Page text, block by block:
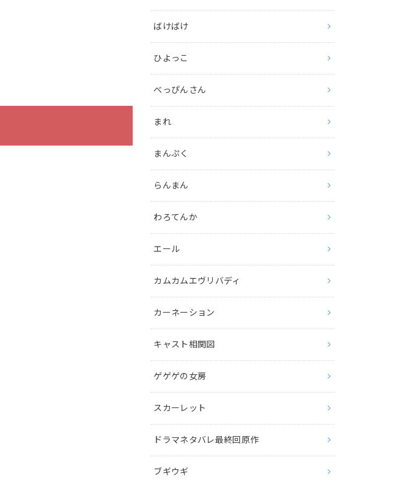
ばけばけ
ひよっこ
べっぴんさん
まれ
まんぷく
らんまん
わろてんか
エール
カムカムエヴリバディ
カーネーション
キャスト相関図
ゲゲゲの女房
スカーレット
ドラマネタバレ最終回原作
ブギウギ